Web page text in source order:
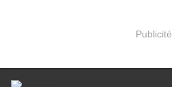
Publicité